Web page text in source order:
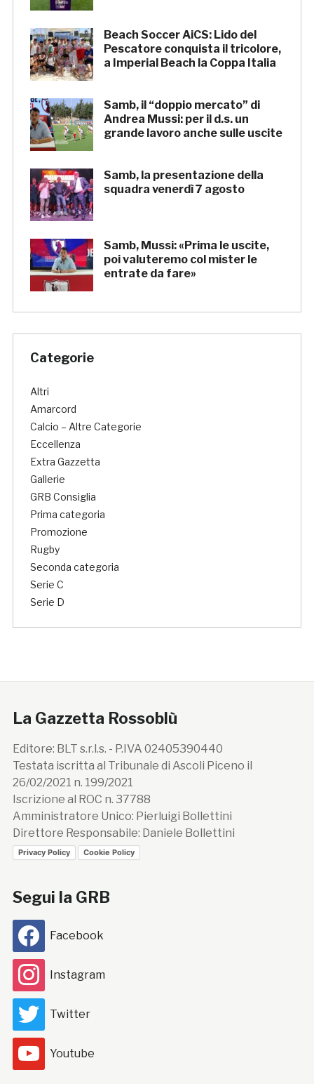
Beach Soccer AiCS: Lido del
Pescatore conquista il tricolore,
a Imperial Beach la Coppa Italia
Samb, il “doppio mercato” di
Andrea Mussi: per il d.s. un
grande lavoro anche sulle uscite
Samb, la presentazione della
squadra venerdì 7 agosto
Samb, Mussi: «Prima le uscite,
poi valuteremo col mister le
entrate da fare»
Categorie
Altri
Amarcord
Calcio – Altre Categorie
Eccellenza
Extra Gazzetta
Gallerie
GRB Consiglia
Prima categoria
Promozione
Rugby
Seconda categoria
Serie C
Serie D
La Gazzetta Rossoblù
Editore: BLT s.r.l.s. - P.IVA 02405390440
Testata iscritta al Tribunale di Ascoli Piceno il
26/02/2021 n. 199/2021
Iscrizione al ROC n. 37788
Amministratore Unico: Pierluigi Bollettini
Direttore Responsabile: Daniele Bollettini
Privacy Policy Cookie Policy
Segui la GRB
Facebook
Instagram
Twitter
Youtube